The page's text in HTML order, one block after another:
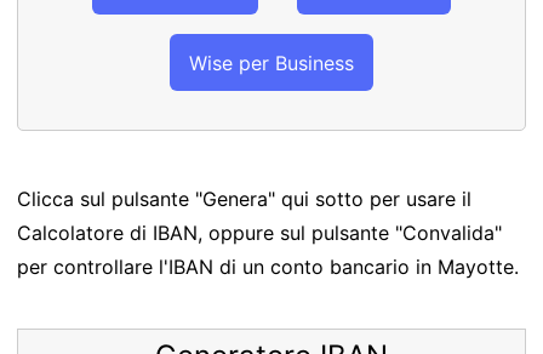
Wise per Business
Clicca sul pulsante "Genera" qui sotto per usare il
Calcolatore di IBAN, oppure sul pulsante "Convalida"
per controllare l'IBAN di un conto bancario in Mayotte.